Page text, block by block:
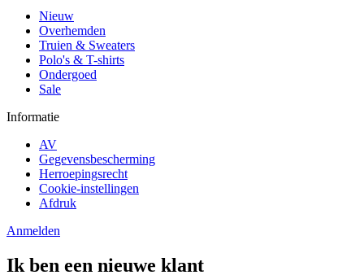
Nieuw
Overhemden
Truien & Sweaters
Polo's & T-shirts
Ondergoed
Sale
Informatie
AV
Gegevensbescherming
Herroepingsrecht
Cookie-instellingen
Afdruk
Anmelden
Ik ben een nieuwe klant